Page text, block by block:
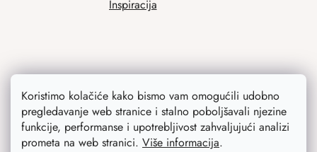
Koristimo kolačiće kako bismo vam omogućili udobno
pregledavanje web stranice i stalno poboljšavali njezine
funkcije, performanse i upotrebljivost zahvaljujući analizi
prometa na web stranici. Više informacija.
Inspiracija
Ono što vas najviše zanima